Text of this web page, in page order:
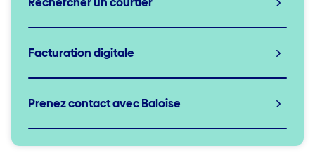
Facturation digitale
Prenez contact avec Baloise